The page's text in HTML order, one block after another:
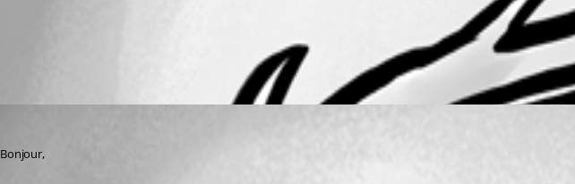
Bonjour,